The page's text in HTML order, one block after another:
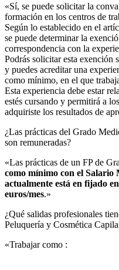
«Sí, se puede solicitar la
formación en los centros de
Según lo establecido en el
se puede determinar la
correspondencia con la
Podrás solicitar esta exención
y puedes acreditar una
como mínimo, en el que
Esta experiencia debe estar
estés cursando y permitirá a
adquiriste los resultados de
¿Las prácticas del Grado
son remuneradas?​
«Las prácticas de un FP de
como mínimo con el
actualmente está en fijado
euros/mes.»
¿Qué salidas profesionales
Peluquería y Cosmética
«Trabajar como :